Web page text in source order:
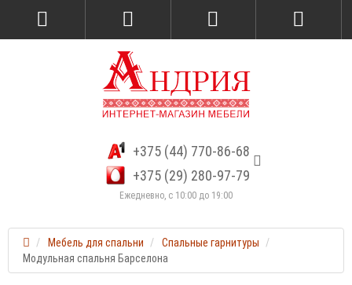
+375 (44) 770-86-68
+375 (29) 280-97-79
Ежедневно, с 10:00 до 19:00
Мебель для спальни
Спальные гарнитуры
Модульная спальня Барселона